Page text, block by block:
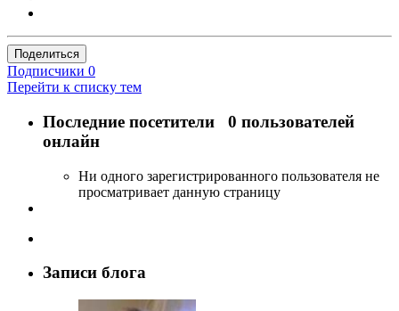
Поделиться
Подписчики 0
Перейти к списку тем
Последние посетители 0 пользователей
онлайн
Ни одного зарегистрированного пользователя не
просматривает данную страницу
Записи блога